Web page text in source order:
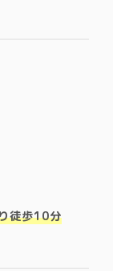
徒歩10分